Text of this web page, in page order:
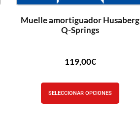
Muelle amortiguador Husaberg
Q-Springs
119,00€
SELECCIONAR OPCIONES